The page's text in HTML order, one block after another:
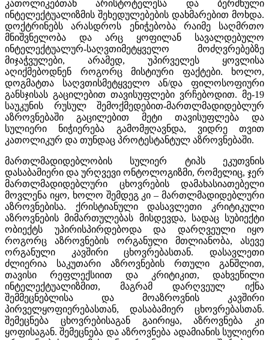
კათოლიკებთან არისტოტელესა და ბერძნული
ინტელექტუალიზმის შეხედულებების დახმარებით მოხდა.
დოქტრინებს არასდროს ენიჭებობა რაიმე საღმრთო
მნიშვნელობა და არც ყოფილან სავალდებულო
ინტელექტუალურ-საღვთიმეტყველო მოძღვრებებზე
მიჯაჭვულები, არამედ, უპირველეს ყოვლისა
აღიქმებოდნენ როგორც მისტიური ფაქტები. ხოლო,
დოგმატთა საღვთისმეტყველო ან/და ფილოსოფიური
განსჯისას გაცილებით თავისუფლები ვრჩებოდით. მე-19
საუკუნის რუსულ შემოქმედებით-მართლმადიდებლურ
აზროვნებაში გაცილებით მეტი თავისუფლება და
სულიერი ნიჭიერება გამომჟღავნდა, ვიდრე თვით
კათოლიკურ და თუნდაც პროტესტანტულ აზროვნებაში.
მართლმადიდებლობის სულიერ ტიპს ეკუთვნის
დასაბამიერი და ურღვევი ონტოლოგიზმი, რომელიც, ჯერ
მართლმადიდებლური ცხოვრების დამახასიათებელი
მოვლენა იყო, ხოლო შემდეგ კი – მართლმადიდებლური
აზროვნებისა. ქრისტიანული დასავლეთი კრიტიკული
აზროვნების მიმართულებას მისდევდა, სადაც სუბიექტი
ობიექტს უპირისპირდებოდა და დარღვეული იყო
როგორც აზროვნების ორგანული მთლიანობა, ასევე
ორგანული კავშირი ცხოვრებასთან. დასავლეთი
ძლიერია საკუთარი აზროვნების რთული განშლით,
თავისი რეფლექსიით და კრიტიკით, დახვეწილი
ინტელექტუალიზმით, მაგრამ დარღვეულ იქნა
შემმეცნებლისა და მოაზროვნის კავშირი
პირველყოფიერებასთან, დასაბამიერ ცხოვრებასთან.
შემეცნება ცხოვრებისაგან გაირიყა, აზროვნება კი
ყოფისაგან. შემეცნება და აზროვნება ადამიანის სულიერი